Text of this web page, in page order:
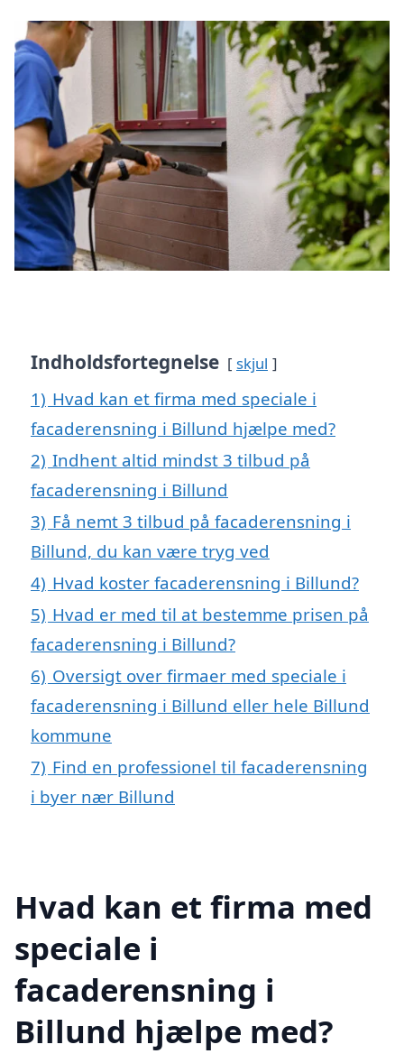
Indholdsfortegnelse skjul
1) Hvad kan et firma med speciale i
facaderensning i Billund hjælpe med?
2) Indhent altid mindst 3 tilbud på
facaderensning i Billund
3) Få nemt 3 tilbud på facaderensning i
Billund, du kan være tryg ved
4) Hvad koster facaderensning i Billund?
5) Hvad er med til at bestemme prisen på
facaderensning i Billund?
6) Oversigt over firmaer med speciale i
facaderensning i Billund eller hele Billund
kommune
7) Find en professionel til facaderensning
i byer nær Billund
Hvad kan et firma med
speciale i
facaderensning i
Billund hjælpe med?